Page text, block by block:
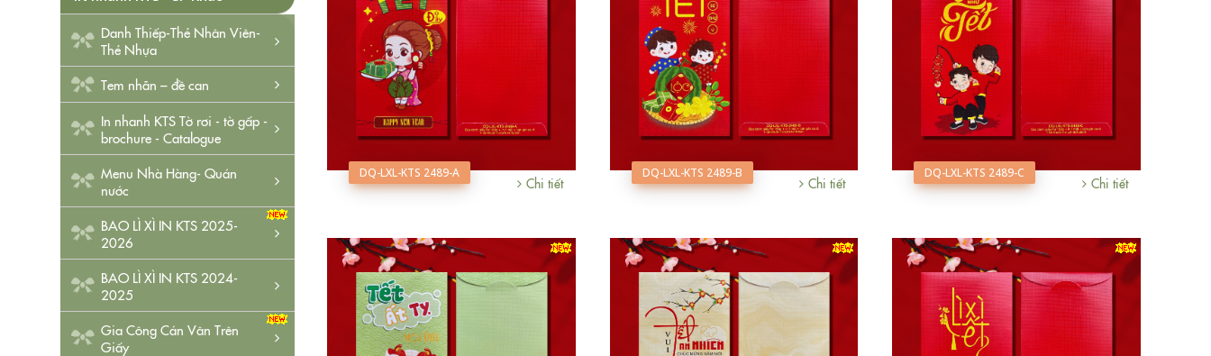
DQ-LXL-KTS 2489-A
Chi tiết
DQ-LXL-KTS 2489-B
Chi tiết
DQ-LXL-KTS 2489-C
Chi tiết
Danh Thiếp-Thẻ Nhân Viên-
Thẻ Nhựa
Tem nhãn – đề can
In nhanh KTS Tờ rơi - tờ gấp -
brochure - Catalogue
Menu Nhà Hàng- Quán
nước
BAO LÌ XÌ IN KTS 2025-
2026
BAO LÌ XÌ IN KTS 2024-
2025
Gia Công Cán Vân Trên
Giấy